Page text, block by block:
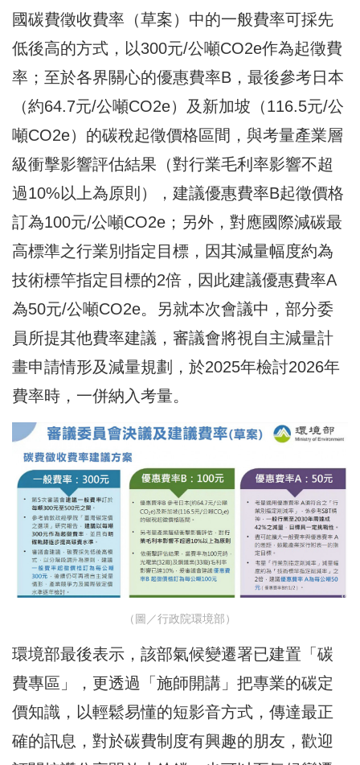
國碳費徵收費率（草案）中的一般費率可採先
低後高的方式，以300元/公噸CO2e作為起徵費
率；至於各界關心的優惠費率B，最後參考日本
（約64.7元/公噸CO2e）及新加坡（116.5元/公
噸CO2e）的碳稅起徵價格區間，與考量產業層
級衝擊影響評估結果（對行業毛利率影響不超
過10%以上為原則），建議優惠費率B起徵價格
訂為100元/公噸CO2e；另外，對應國際減碳最
高標準之行業別指定目標，因其減量幅度約為
技術標竿指定目標的2倍，因此建議優惠費率A
為50元/公噸CO2e。另就本次會議中，部分委
員所提其他費率建議，審議會將視自主減量計
畫申請情形及減量規劃，於2025年檢討2026年
費率時，一併納入考量。
（圖／行政院環境部）
環境部最後表示，該部氣候變遷署已建置「碳
費專區」，更透過「施師開講」把專業的碳定
價知識，以輕鬆易懂的短影音方式，傳達最正
確的訊息，對於碳費制度有興趣的朋友，歡迎